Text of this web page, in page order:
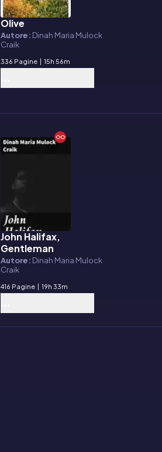
E-book
Olive
Autore: Dinah Maria Mulock
Craik
336 Pagine | 15h 56m
E-book
John Halifax,
Gentleman
Autore: Dinah Maria Mulock
Craik
416 Pagine | 19h 33m